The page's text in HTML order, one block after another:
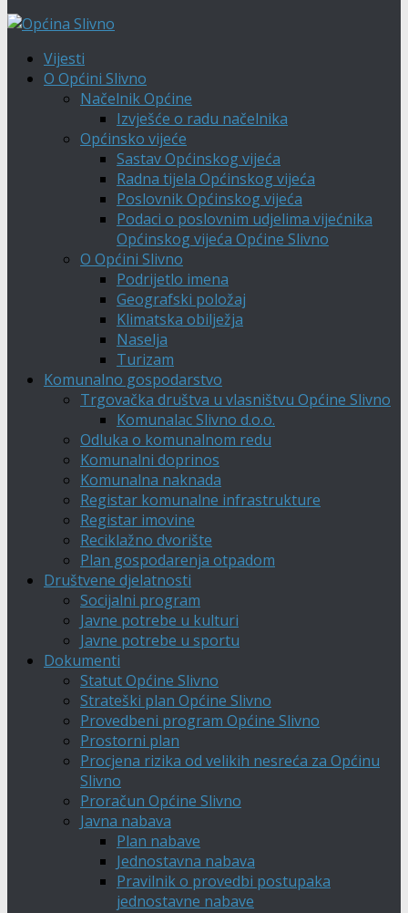
Vijesti
O Općini Slivno
Načelnik Općine
Izvješće o radu načelnika
Općinsko vijeće
Sastav Općinskog vijeća
Radna tijela Općinskog vijeća
Poslovnik Općinskog vijeća
Podaci o poslovnim udjelima vijećnika
Općinskog vijeća Općine Slivno
O Općini Slivno
Podrijetlo imena
Geografski položaj
Klimatska obilježja
Naselja
Turizam
Komunalno gospodarstvo
Trgovačka društva u vlasništvu Općine Slivno
Komunalac Slivno d.o.o.
Odluka o komunalnom redu
Komunalni doprinos
Komunalna naknada
Registar komunalne infrastrukture
Registar imovine
Reciklažno dvorište
Plan gospodarenja otpadom
Društvene djelatnosti
Socijalni program
Javne potrebe u kulturi
Javne potrebe u sportu
Dokumenti
Statut Općine Slivno
Strateški plan Općine Slivno
Provedbeni program Općine Slivno
Prostorni plan
Procjena rizika od velikih nesreća za Općinu
Slivno
Proračun Općine Slivno
Javna nabava
Plan nabave
Jednostavna nabava
Pravilnik o provedbi postupaka
jednostavne nabave